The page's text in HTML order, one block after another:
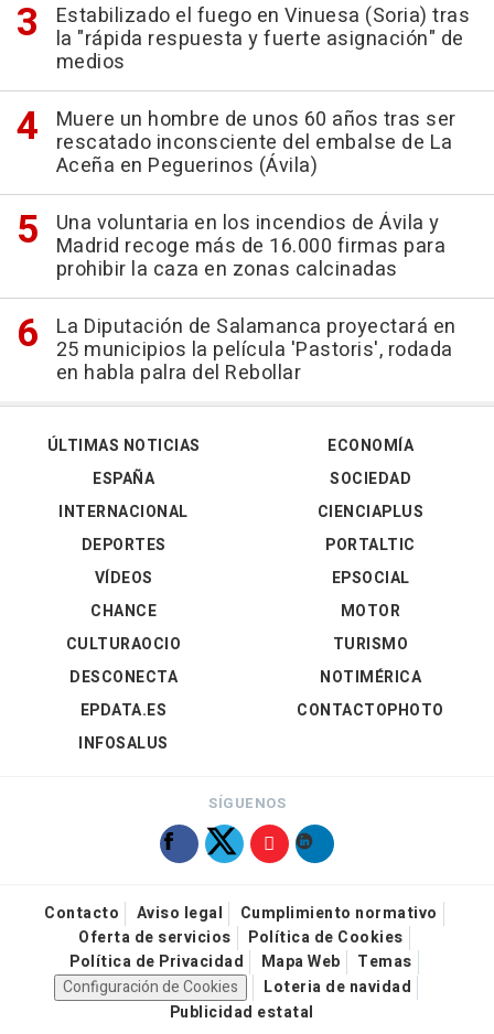
Estabilizado el fuego en Vinuesa (Soria) tras
la "rápida respuesta y fuerte asignación" de
medios
Muere un hombre de unos 60 años tras ser
rescatado inconsciente del embalse de La
Aceña en Peguerinos (Ávila)
Una voluntaria en los incendios de Ávila y
Madrid recoge más de 16.000 firmas para
prohibir la caza en zonas calcinadas
La Diputación de Salamanca proyectará en
25 municipios la película 'Pastoris', rodada
en habla palra del Rebollar
ÚLTIMAS NOTICIAS
ESPAÑA
INTERNACIONAL
DEPORTES
VÍDEOS
ECONOMÍA
SOCIEDAD
CIENCIAPLUS
PORTALTIC
EPSOCIAL
CHANCE
CULTURAOCIO
DESCONECTA
EPDATA.ES
INFOSALUS
MOTOR
TURISMO
NOTIMÉRICA
CONTACTOPHOTO
SÍGUENOS
Contacto Aviso legal
Cumplimiento normativo
Oferta de servicios
Política de Cookies
Política de Privacidad
Mapa Web
Temas
Configuración de Cookies
Loteria de navidad
Publicidad estatal